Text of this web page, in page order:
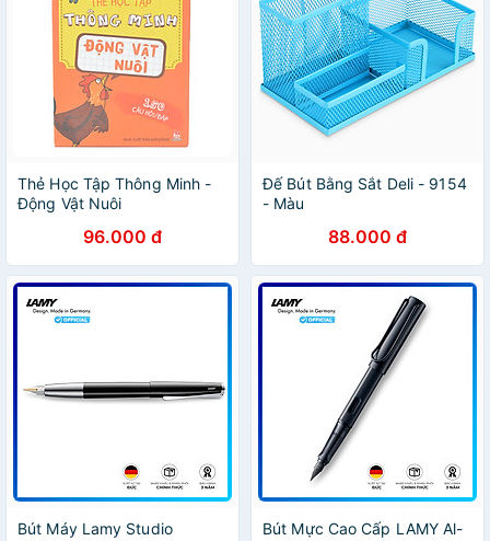
Thẻ Học Tập Thông Minh -
Động Vật Nuôi
96.000 đ
Đế Bút Bằng Sắt Deli - 9154
- Màu
88.000 đ
Bút Máy Lamy Studio
Bút Mực Cao Cấp LAMY Al-